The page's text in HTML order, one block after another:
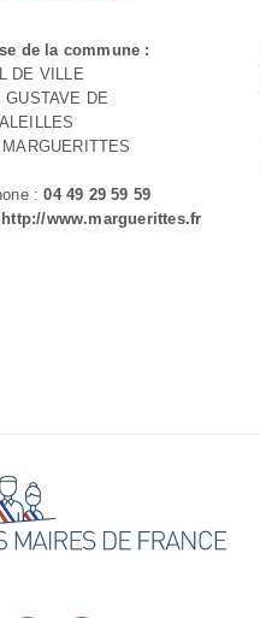
de la commune :
DE VILLE
GUSTAVE DE
:04 49 29 59 59
http://www.marguerittes.fr